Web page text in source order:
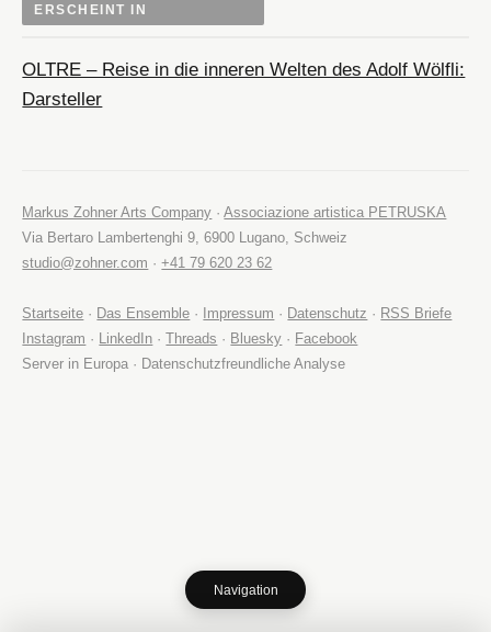
Navigation
ERSCHEINT IN
OLTRE – Reise in die inneren Welten des Adolf Wölfli:
Darsteller
Markus Zohner Arts Company ·Associazione artistica PETRUSKA
Via Bertaro Lambertenghi 9, 6900 Lugano, Schweiz
studio@zohner.com ·+41 79 620 23 62
Startseite · Das Ensemble · Impressum · Datenschutz · RSS Briefe
Instagram · LinkedIn ·Threads · Bluesky · Facebook
Server in Europa · Datenschutzfreundliche Analyse